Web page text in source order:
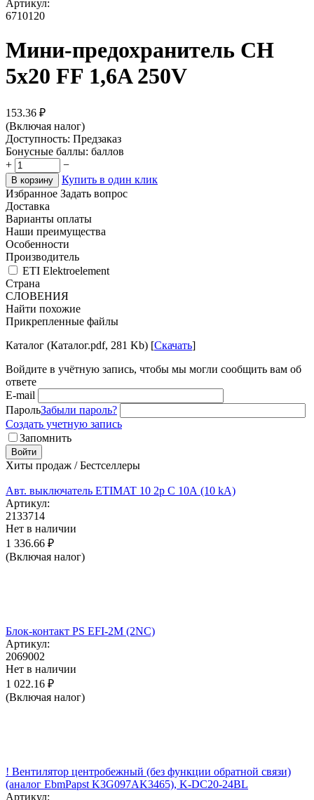
Артикул:
6710120
Мини-предохранитель CH
5x20 FF 1,6A 250V
153.36 ₽
(Включая налог)
Доступность: Предзаказ
Бонусные баллы: баллов
+
−
В корзину
Купить в один клик
Избранное Задать вопрос
Доставка
Варианты оплаты
Наши преимущества
Особенности
Производитель
ETI Elektroelement
Страна
СЛОВЕНИЯ
Найти похожие
Прикрепленные файлы
Каталог (Каталог.pdf, 281 Kb) [Скачать]
Войдите в учётную запись, чтобы мы могли сообщить вам об
ответе
E-mail
ПарольЗабыли пароль?
Создать учетную запись
Запомнить
Войти
Хиты продаж / Бестселлеры
Авт. выключатель ETIMAT 10 2p C 10А (10 kA)
Артикул:
2133714
Нет в наличии
1 336.66 ₽
(Включая налог)
Блок-контакт PS EFI-2M (2NC)
Артикул:
2069002
Нет в наличии
1 022.16 ₽
(Включая налог)
! Вентилятор центробежный (без функции обратной связи)
(аналог EbmPapst K3G097AK3465), K-DC20-24BL
Артикул: